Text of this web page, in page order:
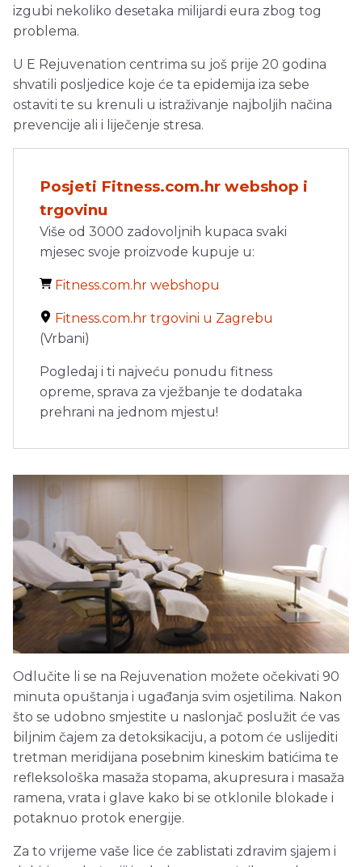
izgubi nekoliko desetaka milijardi eura zbog tog
problema.
U E Rejuvenation centrima su još prije 20 godina
shvatili posljedice koje će ta epidemija iza sebe
ostaviti te su krenuli u istraživanje najboljih načina
prevencije ali i liječenje stresa.
Posjeti Fitness.com.hr webshop i
trgovinu
Više od 3000 zadovoljnih kupaca svaki
mjesec svoje proizvode kupuje u:
Fitness.com.hr webshopu
Fitness.com.hr trgovini u Zagrebu
(Vrbani)
Pogledaj i ti najveću ponudu fitness
opreme, sprava za vježbanje te dodataka
prehrani na jednom mjestu!
Odlučite li se na Rejuvenation možete očekivati 90
minuta opuštanja i ugađanja svim osjetilima. Nakon
što se udobno smjestite u naslonjač poslužit će vas
biljnim čajem za detoksikaciju, a potom će uslijediti
tretman meridijana posebnim kineskim batićima te
refleksološka masaža stopama, akupresura i masaža
ramena, vrata i glave kako bi se otklonile blokade i
potaknuo protok energije.
Za to vrijeme vaše lice će zablistati zdravim sjajem i